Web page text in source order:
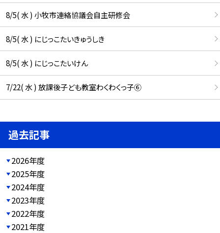
8/5( 水 ) 小牧市連絡協議会自主研修会
8/5( 水 ) にじっこたいきゅうしき
8/5( 水 ) にじっこたいけん
7/22( 水 ) 放課後子ども教室わくわくっ子⑥
過去記事
2026年度
2025年度
2024年度
2023年度
2022年度
2021年度